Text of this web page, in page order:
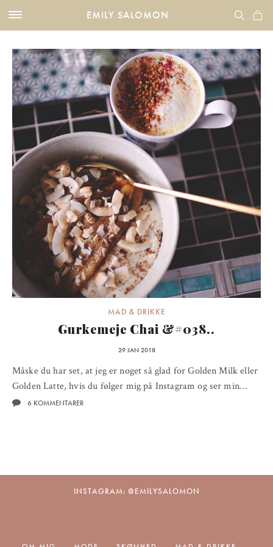
EMILY SALOMON
MAD & DRIKKE
Gurkemeje Chai &#038..
29 JAN 2018
Måske du har set, at jeg er noget så glad for Golden Milk eller
Golden Latte, hvis du følger mig på Instagram og ser min…
6 KOMMENTARER
INSTAGRAM: @EMILYSALOMON